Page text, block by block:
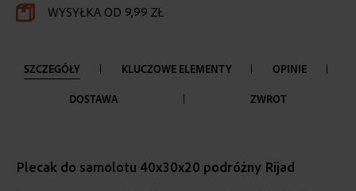
WYSYŁKA OD 9,99 ZŁ
SZCZEGÓŁY KLUCZOWE ELEMENTY OPINIE
DOSTAWA ZWROT
Plecak do samolotu 40x30x20 podróżny Rijad